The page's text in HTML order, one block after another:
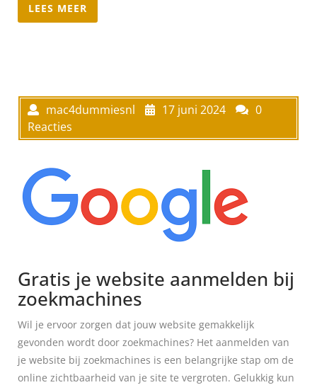
LEES MEER
mac4dummiesnl 17 juni 2024
0
Reacties
Gratis je website aanmelden bij
zoekmachines
Wil je ervoor zorgen dat jouw website gemakkelijk
gevonden wordt door zoekmachines? Het aanmelden van
je website bij zoekmachines is een belangrijke stap om de
online zichtbaarheid van je site te vergroten. Gelukkig kun